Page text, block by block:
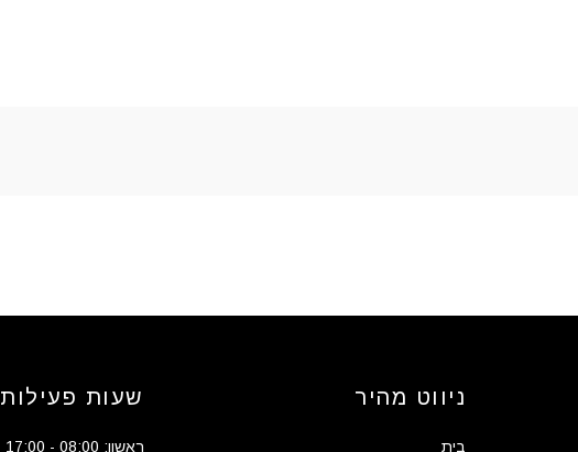
ניווט מהיר
בית
שעות פעילות
ראשון: 08:00 - 17:00